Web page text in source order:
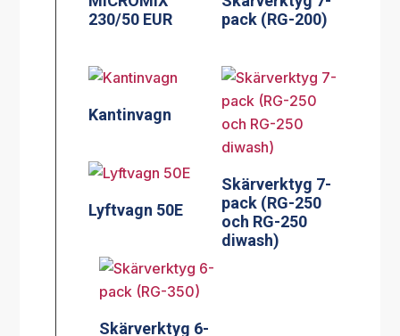
230/50 EUR
pack (RG-200)
Kantinvagn
Skärverktyg 7-
pack (RG-250
och RG-250
diwash)
Lyftvagn 50E
Skärverktyg 6-